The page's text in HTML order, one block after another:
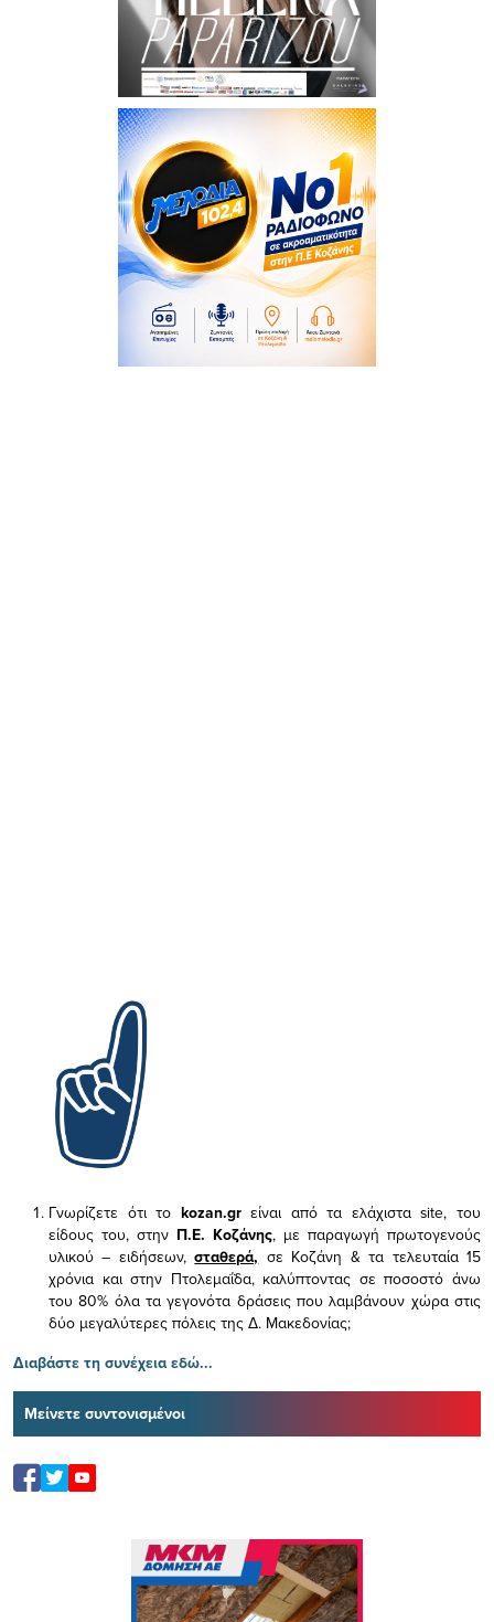
Γνωρίζετε ότι το kozan.gr είναι από τα ελάχισταsite, του
είδους του, στην Π.Ε. Κοζάνης, με παραγωγή πρωτογενούς
υλικού – ειδήσεων,σταθερά, σε Κοζάνη & τα τελευταία 15
χρόνια και στην Πτολεμαΐδα, καλύπτοντας σε ποσοστό άνω
του 80% όλα τα γεγονότα δράσεις που λαμβάνουν χώρα στις
δύο μεγαλύτερες πόλεις της Δ. Μακεδονίας;
Διαβάστε τη συνέχεια εδώ...
Μείνετε συντονισμένοι